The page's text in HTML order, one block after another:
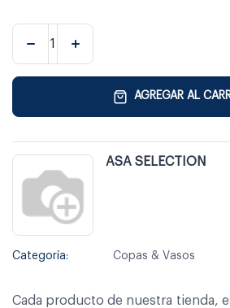
AGREGAR AL
ASA SELECTION
Categoría: Copas & Vasos
Cada producto de nuestra tienda,